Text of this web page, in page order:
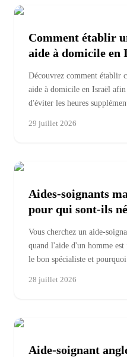
Comment établir
aide à domicile en
Découvrez comment établir
aide à domicile en Israël
d'éviter les heures
29 juillet 2026
Aides-soignants
pour qui sont-ils
Vous cherchez un aide-
quand l'aide d'un homme
le bon spécialiste et
28 juillet 2026
Aide-soignant